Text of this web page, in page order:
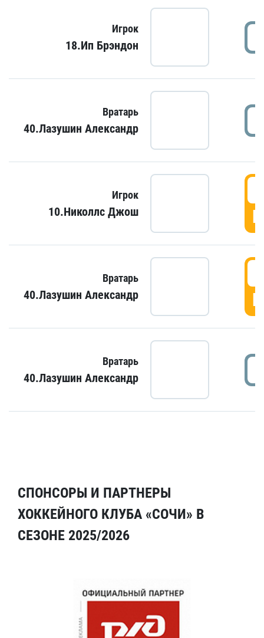
Игрок
18.Ип Брэндон
Вратарь
40.Лазушин Александр
Игрок
10.Николлс Джош
Вратарь
40.Лазушин Александр
Вратарь
40.Лазушин Александр
СПОНСОРЫ И ПАРТНЕРЫ
ХОККЕЙНОГО КЛУБА «СОЧИ» В
СЕЗОНЕ 2025/2026